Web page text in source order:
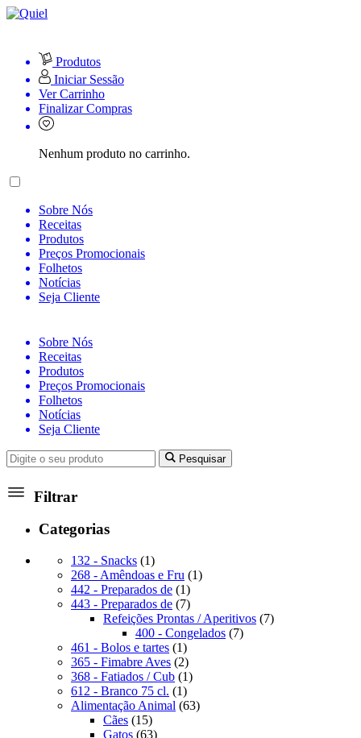
Produtos
Iniciar Sessão
Ver Carrinho
Finalizar Compras
Nenhum produto no carrinho.
Sobre Nós
Receitas
Produtos
Preços Promocionais
Folhetos
Notícias
Seja Cliente
Sobre Nós
Receitas
Produtos
Preços Promocionais
Folhetos
Notícias
Seja Cliente
Pesquisar
Filtrar
Categorias
132 - Snacks 11
produto
268 - Amêndoas e Fru 11
442 - Preparados de 11
produto
443 - Preparados de 77
produtos
Refeições Prontas / Aperitivos 77
400 - Congelados 77
461 - Bolos e tartes 11
produto
365 - Fimabre Aves 22
produtos
368 - Fatiados / Cub 11
612 - Branco 75 cl. 11
produto
Alimentação Animal 6363
Cães 1515
produtos
Gatos 6363